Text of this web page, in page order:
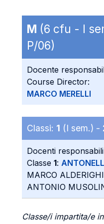
M (6 cfu - I
P/06)
Docente
Course Director:
MARCO MERELLI
Classi: 1 (I sem.) -
Docenti
Classe 1:
MARCO
ANTONIO
Classe/i impartita/e